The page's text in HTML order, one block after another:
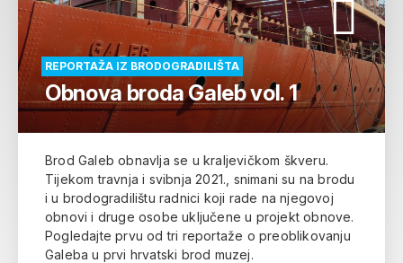
REPORTAŽA IZ BRODOGRADILIŠTA
Obnova broda Galeb vol. 1
Brod Galeb obnavlja se u kraljevičkom škveru.
Tijekom travnja i svibnja 2021., snimani su na brodu
i u brodogradilištu radnici koji rade na njegovoj
obnovi i druge osobe uključene u projekt obnove.
Pogledajte prvu od tri reportaže o preoblikovanju
Galeba u prvi hrvatski brod muzej.